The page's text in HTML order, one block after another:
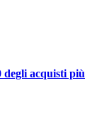
degli acquisti più